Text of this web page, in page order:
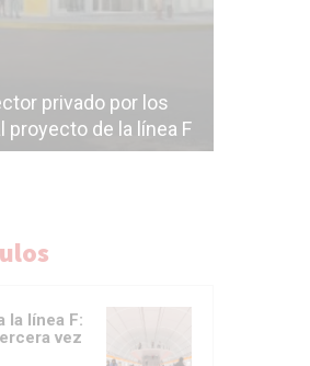
privado por los
proyecto de la línea F
la línea F:
vez